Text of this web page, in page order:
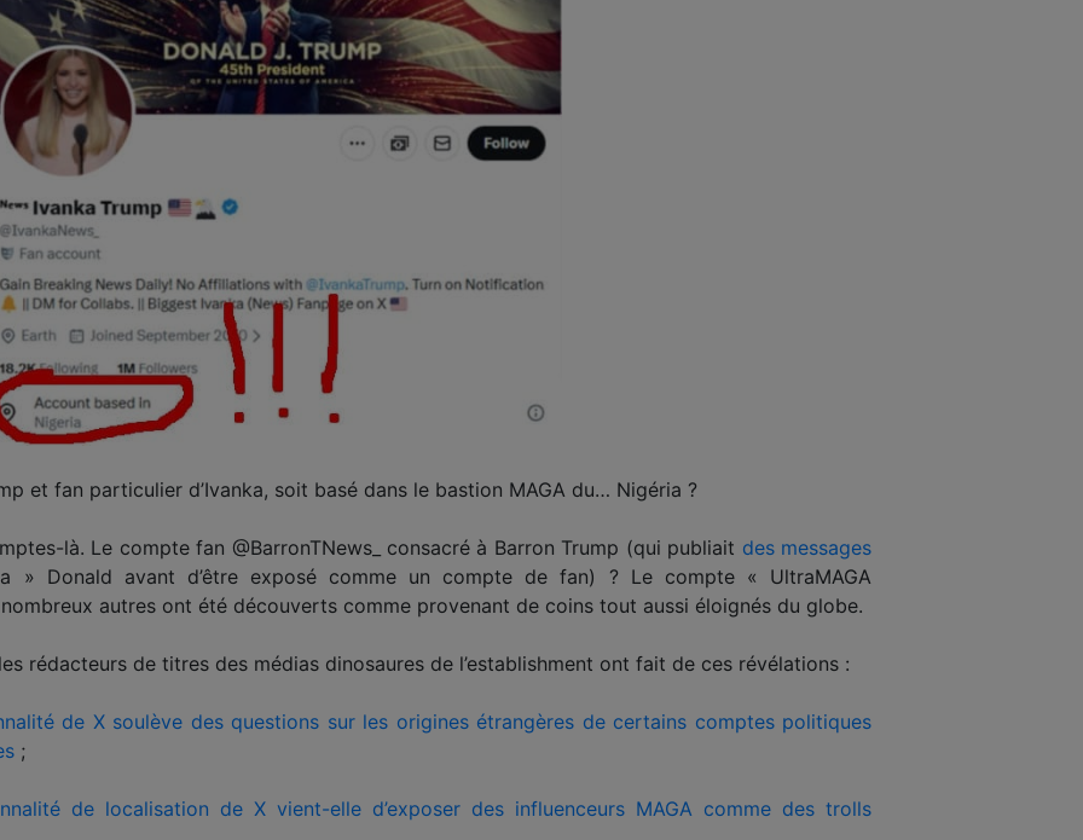
et fan particulier d’Ivanka, soit basé dans le bastion MAGA du… Nigéria ?
là. Le compte fan @BarronTNews_ consacré à Barron Trump (qui publiait des messages
» Donald avant d’être exposé comme un compte de fan) ? Le compte « UltraMAGA
autres ont été découverts comme provenant de coins tout aussi éloignés du globe.
rédacteurs de titres des médias dinosaures de l’establishment ont fait de ces révélations :
de X soulève des questions sur les origines étrangères de certains comptes politiques
;
de localisation de X vient-elle d’exposer des influenceurs MAGA comme des trolls